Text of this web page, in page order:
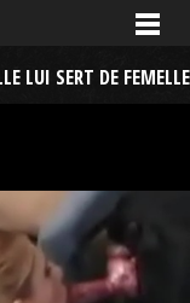
LUI SERT DE FEMELLE